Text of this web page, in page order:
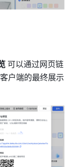
可以通过网页链
户端的最终展示